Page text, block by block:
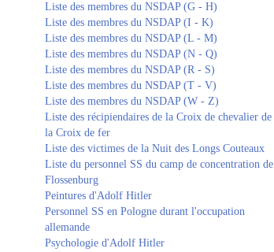
Liste des membres du NSDAP (G - H)
Liste des membres du NSDAP (I - K)
Liste des membres du NSDAP (L - M)
Liste des membres du NSDAP (N - Q)
Liste des membres du NSDAP (R - S)
Liste des membres du NSDAP (T - V)
Liste des membres du NSDAP (W - Z)
Liste des récipiendaires de la Croix de chevalier de
la Croix de fer
Liste des victimes de la Nuit des Longs Couteaux
Liste du personnel SS du camp de concentration de
Flossenburg
Peintures d'Adolf Hitler
Personnel SS en Pologne durant l'occupation
allemande
Psychologie d'Adolf Hitler